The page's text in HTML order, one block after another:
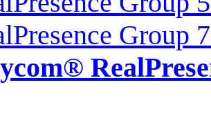
Group